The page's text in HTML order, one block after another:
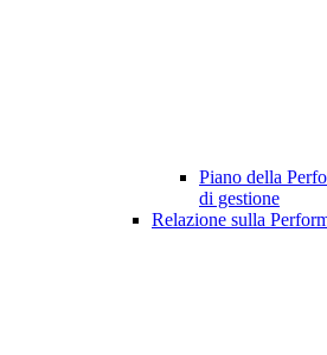
Piano della
di gestione
Relazione sulla